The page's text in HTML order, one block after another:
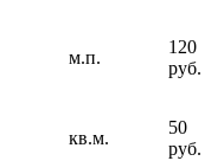
м.п.
120
руб.
кв.м.
50
руб.